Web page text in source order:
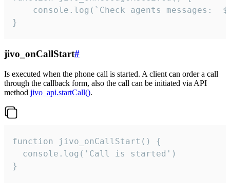
}
jivo_onCallStart#
Is executed when the phone call is started. A client can order a call
through the callback form, also the call can be initiated via API
method jivo_api.startCall().
function jivo_onCallStart() {
  console.log('Call is started')
}